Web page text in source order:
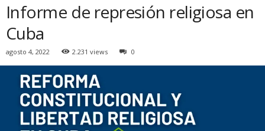
Informe de represión religiosa en
Cuba
agosto 4, 2022 2.231 views 0